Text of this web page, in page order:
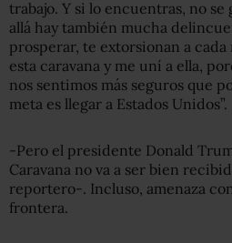
trabajo. Y si lo encuentras, no se
allá hay también mucha
prosperar, te extorsionan a
esta caravana y me uní a ella,
nos sentimos más seguros que
meta es llegar a Estados Unidos”.
-Pero el presidente Donald
Caravana no va a ser bien
reportero-. Incluso, amenaza
frontera.